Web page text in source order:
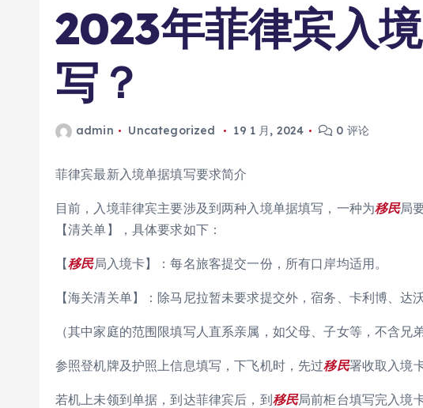
2023年菲律宾入
写？
admin Uncategorized 19 1 月, 2024 0 评论
菲律宾最新入境单据填写要求简介
目前，入境菲律宾主要涉及到两种入境单据填写，一种为移民局
【清关单】，具体要求如下：
【移民局入境卡】：每名旅客提交一份，所有口岸均适用。
【海关清关单】：除马尼拉暂未要求提交外，宿务、卡利博、
（其中家庭的范围限填写人直系亲属，如父母、子女等，不含兄
参照登机牌及护照上信息填写，下飞机时，先过移民署收取入境
若机上未领到单据，到达菲律宾后，到移民局前柜台填写完入境